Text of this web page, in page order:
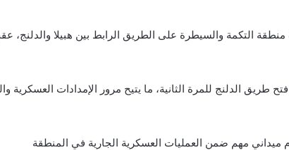
التكمة والسيطرة على الطريق الرابط بين هبيلا والدلنج،
الدلنج للمرة الثانية، ما يتيح مرور الإمدادات العسكرية
مهم ضمن العمليات العسكرية الجارية في المنطقة